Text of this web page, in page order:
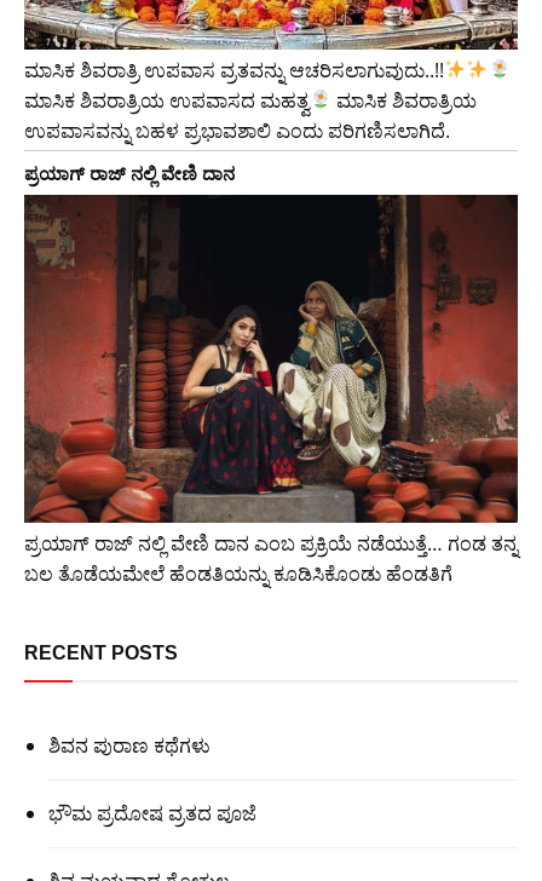
ಮಾಸಿಕ ಶಿವರಾತ್ರಿ ಉಪವಾಸ ವ್ರತವನ್ನು ಆಚರಿಸಲಾಗುವುದು..!!
ಮಾಸಿಕ ಶಿವರಾತ್ರಿಯ ಉಪವಾಸದ ಮಹತ್ವ
ಮಾಸಿಕ ಶಿವರಾತ್ರಿಯ
ಉಪವಾಸವನ್ನು ಬಹಳ ಪ್ರಭಾವಶಾಲಿ ಎಂದು ಪರಿಗಣಿಸಲಾಗಿದೆ.
ಪ್ರಯಾಗ್ ರಾಜ್ ನಲ್ಲಿ ವೇಣಿ ದಾನ
ಪ್ರಯಾಗ್ ರಾಜ್ ನಲ್ಲಿ ವೇಣಿ ದಾನ ಎಂಬ ಪ್ರಕ್ರಿಯೆ ನಡೆಯುತ್ತೆ… ಗಂಡ ತನ್ನ
ಬಲ ತೊಡೆಯಮೇಲೆ ಹೆಂಡತಿಯನ್ನು ಕೂಡಿಸಿಕೊಂಡು ಹೆಂಡತಿಗೆ
RECENT POSTS
ಶಿವನ ಪುರಾಣ ಕಥೆಗಳು
ಭೌಮ ಪ್ರದೋಷ ವ್ರತದ ಪೂಜೆ